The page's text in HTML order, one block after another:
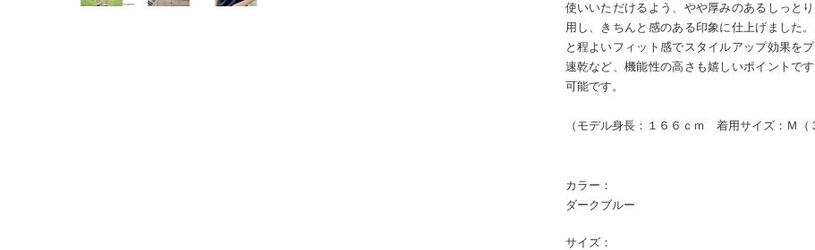
使いいただけるよう、やや厚みのあるしっと
用し、きちんと感のある印象に仕上げました
と程よいフィット感でスタイルアップ効果を
速乾など、機能性の高さも嬉しいポイントで
可能です。
（モデル身長：１６６ｃｍ 着用サイズ：Ｍ（
カラー：
ダークブルー
サイズ：